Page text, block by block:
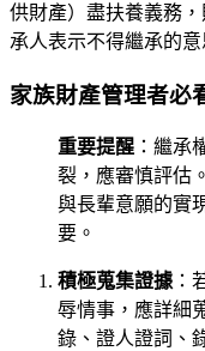
供財產）盡扶養義務
承人表示不得繼承的
家族財產管理者必
重要提醒 ：繼承
裂，應審慎評估
與長輩意願的實
要。
積極蒐集證據 ：
辱情事，應詳細
錄、證人證詞、